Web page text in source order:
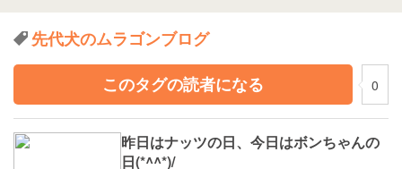
先代犬のムラゴンブログ
このタグの読者になる
0
昨日はナッツの日、今日はボンちゃんの
日(*^^*)/